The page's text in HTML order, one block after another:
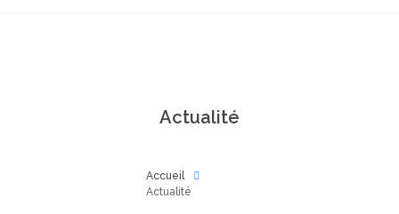
Actualité
Accueil
Actualité